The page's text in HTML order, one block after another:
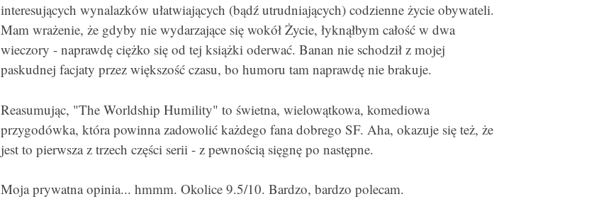
interesujących wynalazków ułatwiających (bądź utrudniających) codzienne życie obywateli.
Mam wrażenie, że gdyby nie wydarzające się wokół Życie, łyknąłbym całość w dwa
wieczory - naprawdę ciężko się od tej książki oderwać. Banan nie schodził z mojej
paskudnej facjaty przez większość czasu, bo humoru tam naprawdę nie brakuje.
Reasumując, "The Worldship Humility" to świetna, wielowątkowa, komediowa
przygodówka, która powinna zadowolić każdego fana dobrego SF. Aha, okazuje się też, że
jest to pierwsza z trzech części serii - z pewnością sięgnę po następne.
Moja prywatna opinia... hmmm. Okolice 9.5/10. Bardzo, bardzo polecam.